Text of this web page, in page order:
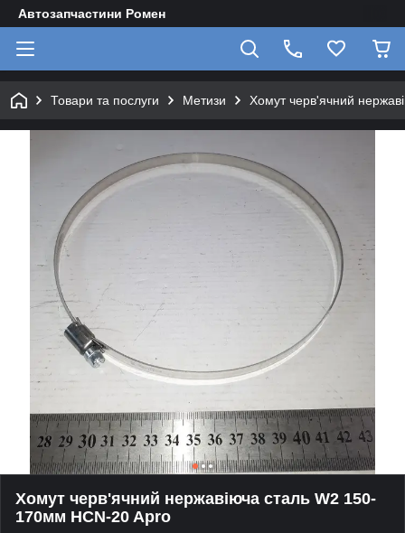
Автозапчастини Ромен
Товари та послуги Метизи Хомут черв'ячний
Хомут черв'ячний нержавіюча сталь W2 150-
170мм HCN-20 Apro